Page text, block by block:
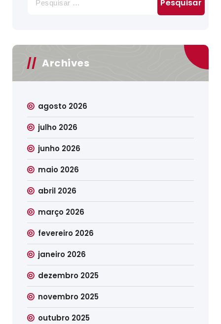
por:
Archives
agosto 2026
julho 2026
junho 2026
maio 2026
abril 2026
março 2026
fevereiro 2026
janeiro 2026
dezembro 2025
novembro 2025
outubro 2025